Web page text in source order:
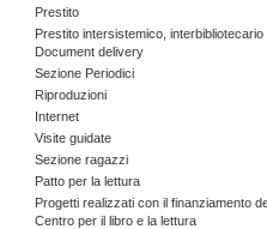
Prestito
Prestito intersistemico, interbibliotecario
Document delivery
Sezione Periodici
Riproduzioni
Internet
Visite guidate
Sezione ragazzi
Patto per la lettura
Progetti realizzati con il finanziamento
Centro per il libro e la lettura